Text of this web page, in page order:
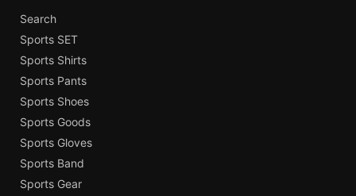
Search
Sports SET
Sports Shirts
Sports Pants
Sports Shoes
Sports Goods
Sports Gloves
Sports Band
Sports Gear